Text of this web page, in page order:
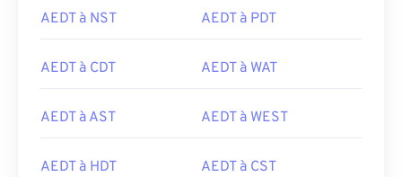
AEDT à NST AEDT à PDT
AEDT à CDT AEDT à WAT
AEDT à AST AEDT à WEST
AEDT à HDT AEDT à CST